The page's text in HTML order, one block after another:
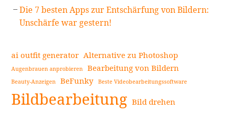
Die 7 besten Apps zur Entschärfung von Bildern:
Unschärfe war gestern!
ai outfit generator Alternative zu Photoshop
Augenbrauen anprobieren Bearbeitung von Bildern
Beauty-Anzeigen BeFunky Beste Videobearbeitungssoftware
Bildbearbeitung Bild drehen